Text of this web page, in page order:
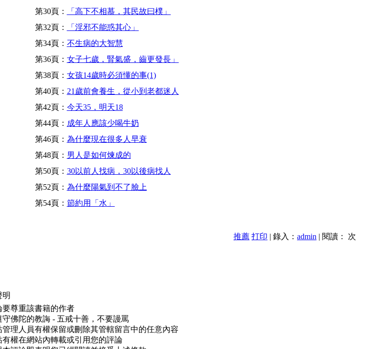
第30頁：
「高下不相慕，其民故曰樸」
第32頁：
「淫邪不能惑其心」
第34頁： 不生病的大智慧
第36頁： 女子七歲，腎氣盛，齒更發長」
第38頁： 女孩14歲時必須懂的事(1)
第40頁： 21歲前會養生，從小到老都迷人
第42頁： 今天35，明天18
第44頁： 成年人應該少喝牛奶
第46頁： 為什麼現在很多人早衰
第48頁： 男人是如何煉成的
第50頁： 30以前人找病，30以後病找人
第52頁： 為什麼陽氣到不了臉上
第54頁： 節約用「水」
推薦 打印 | 錄入： admin | 閱讀：
次
明
要尊重該書籍的作者
守佛陀的教誨 - 五戒十善，不要謾罵
管理人員有權保留或刪除其管轄留言中的任意內容
有權在網站內轉載或引用您的評論